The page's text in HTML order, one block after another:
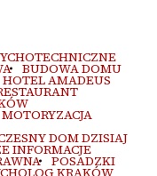
BUDOWA DOMU
HOTEL AMADEUS
MOTORYZACJA
DOM DZISIAJ
INFORMACJE
POSADZKI
KRAKÓW